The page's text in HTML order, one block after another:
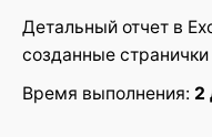
Детальный отчет в
созданные
Время выполнения: 2
Rate this product:
Your review